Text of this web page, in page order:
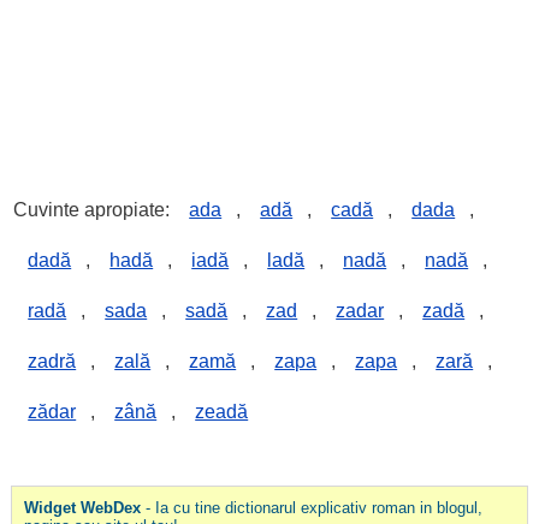
Cuvinte apropiate: ada , adă , cadă , dada ,
dadă , hadă , iadă , ladă , nadă , nadă ,
radă , sada , sadă , zad , zadar , zadă ,
zadră , zală , zamă , zapa , zapa , zară ,
zădar , zână , zeadă
Widget WebDex- Ia cu tine dictionarul explicativ roman in blogul,